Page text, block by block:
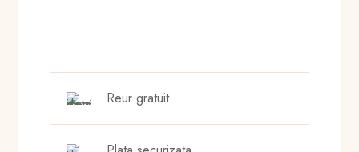
trandafiri
roșii
Reur gratuit